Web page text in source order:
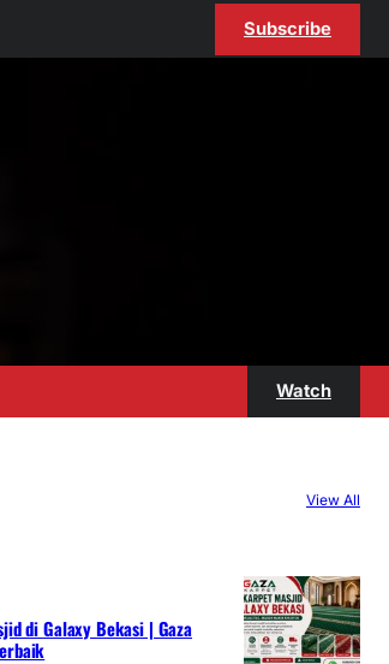
Subscribe
Watch
View All
di Galaxy Bekasi | Gaza